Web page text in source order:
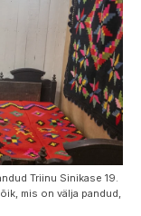
Triinu Sinikase 19.
mis on välja pandud,